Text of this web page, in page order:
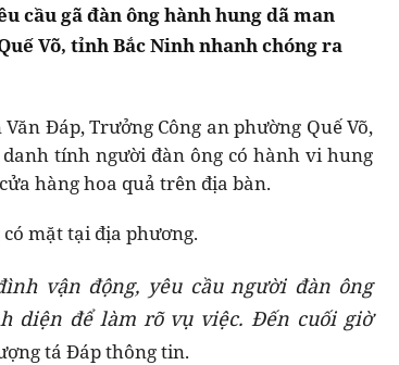
cầu gã đàn ông hành hung dã man
Võ, tỉnh Bắc Ninh nhanh chóng ra
Đáp, Trưởng Công an phường Quế Võ,
tính người đàn ông có hành vi hung
hàng hoa quả trên địa bàn.
mặt tại địa phương.
vận động, yêu cầu người đàn ông
diện để làm rõ vụ việc. Đến cuối giờ
tá Đáp thông tin.